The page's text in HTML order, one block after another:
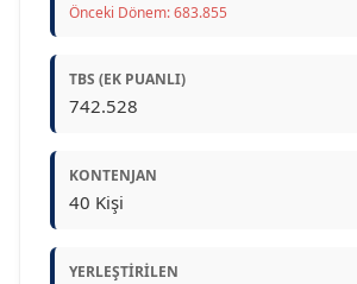
Önceki Dönem: 683.855
TBS (EK PUANLI)
742.528
KONTENJAN
40 Kişi
YERLEŞTIRILEN